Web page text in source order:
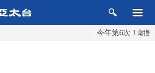
今年第6次！朝鮮